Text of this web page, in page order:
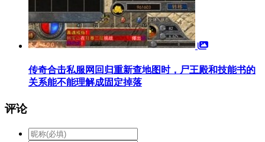
传奇合击私服网回归重新查地图时，尸王殿和技能书的
关系能不能理解成固定掉落
评论